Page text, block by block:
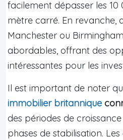
facilement dépasser les
mètre carré. En revanche,
Manchester ou
abordables, offrant des
intéressantes pour les
Il est important de noter
immobilier britannique
des périodes de
phases de stabilisation.